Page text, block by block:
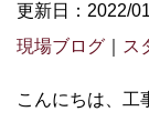
更新日：2022/
現場ブログ
ス
こんにちは、工